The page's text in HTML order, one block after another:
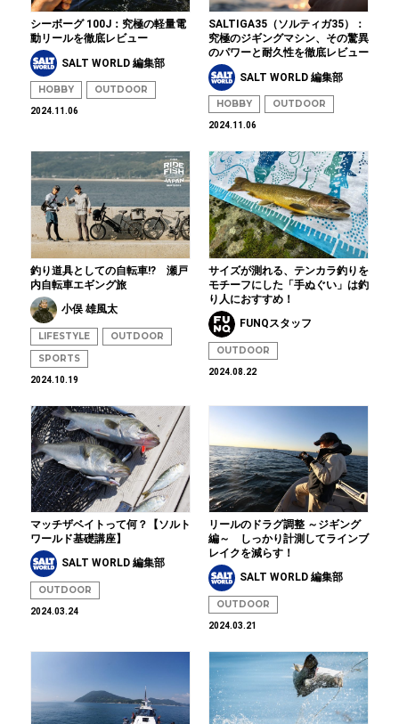
シーボーグ 100J：究極の軽量電
動リールを徹底レビュー
SALT WORLD 編集部
HOBBY OUTDOOR
2024.11.06
SALTIGA35（ソルティガ35）：
究極のジギングマシン、その驚異
のパワーと耐久性を徹底レビュー
SALT WORLD 編集部
HOBBY OUTDOOR
2024.11.06
釣り道具としての自転車!? 瀬戸
内自転車エギング旅
小俣 雄風太
LIFESTYLE
OUTDOOR
SPORTS
2024.10.19
サイズが測れる、テンカラ釣りを
モチーフにした「手ぬぐい」は釣
り人におすすめ！
FUNQスタッフ
OUTDOOR
2024.08.22
マッチザベイトって何？【ソルト
ワールド基礎講座】
SALT WORLD 編集部
OUTDOOR
2024.03.24
リールのドラグ調整 ～ジギング
編～ しっかり計測してラインブ
レイクを減らす！
SALT WORLD 編集部
OUTDOOR
2024.03.21